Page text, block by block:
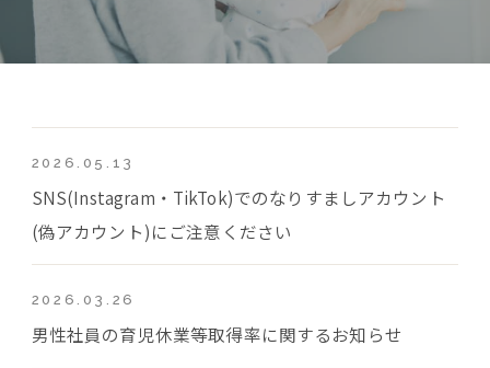
2026.05.13
SNS(Instagram・TikTok)でのなりすましアカウント
(偽アカウント)にご注意ください
2026.03.26
男性社員の育児休業等取得率に関するお知らせ